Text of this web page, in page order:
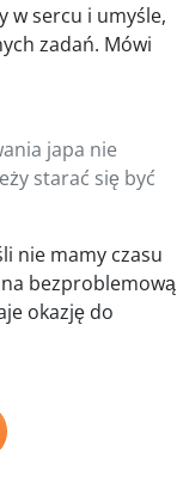
w sercu i umyśle,
zadań. Mówi
japa nie
starać się być
nie mamy czasu
bezproblemową
okazję do